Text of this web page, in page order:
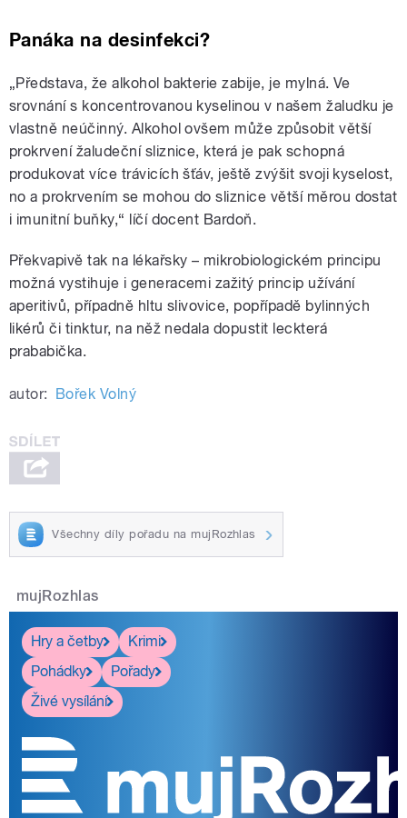
Panáka na desinfekci?
„Představa, že alkohol bakterie zabije, je mylná. Ve
srovnání s koncentrovanou kyselinou v našem žaludku je
vlastně neúčinný. Alkohol ovšem může způsobit větší
prokrvení žaludeční sliznice, která je pak schopná
produkovat více trávicích šťáv, ještě zvýšit svoji kyselost,
no a prokrvením se mohou do sliznice větší měrou dostat
i imunitní buňky,“ líčí docent Bardoň.
Překvapivě tak na lékařsky – mikrobiologickém principu
možná vystihuje i generacemi zažitý princip užívání
aperitivů, případně hltu slivovice, popřípadě bylinných
likérů či tinktur, na něž nedala dopustit leckterá
prababička.
autor: Bořek Volný
Všechny díly pořadu na mujRozhlas
mujRozhlas
Hry a četby
Krimi
Pohádky
Pořady
Živé vysílání